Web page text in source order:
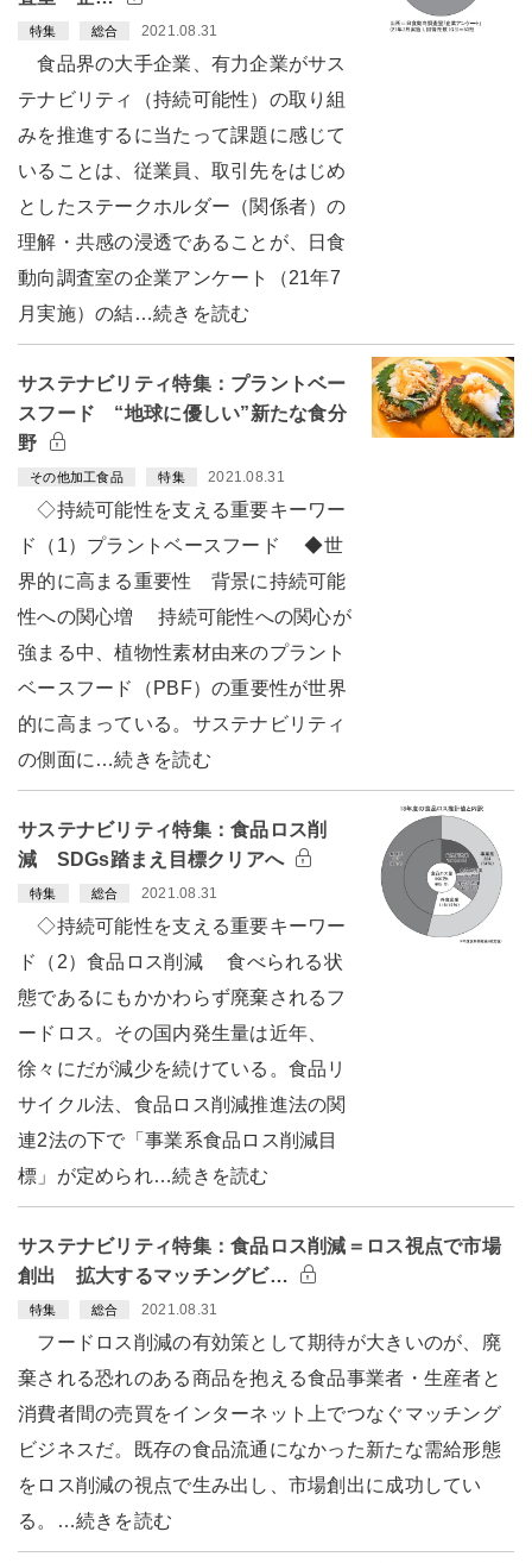
特集 総合 2021.08.31
食品界の大手企業、有力企業がサス
テナビリティ（持続可能性）の取り組
みを推進するに当たって課題に感じて
いることは、従業員、取引先をはじめ
としたステークホルダー（関係者）の
理解・共感の浸透であることが、日食
動向調査室の企業アンケート（21年7
月実施）の結…続きを読む
サステナビリティ特集：プラントベー
スフード “地球に優しい”新たな食分
野
その他加工食品 特集 2021.08.31
◇持続可能性を支える重要キーワー
ド（1）プラントベースフード ◆世
界的に高まる重要性 背景に持続可能
性への関心増 持続可能性への関心が
強まる中、植物性素材由来のプラント
ベースフード（PBF）の重要性が世界
的に高まっている。サステナビリティ
の側面に…続きを読む
サステナビリティ特集：食品ロス削
減 SDGs踏まえ目標クリアへ
特集 総合 2021.08.31
◇持続可能性を支える重要キーワー
ド（2）食品ロス削減 食べられる状
態であるにもかかわらず廃棄されるフ
ードロス。その国内発生量は近年、
徐々にだが減少を続けている。食品リ
サイクル法、食品ロス削減推進法の関
連2法の下で「事業系食品ロス削減目
標」が定められ…続きを読む
サステナビリティ特集：食品ロス削減＝ロス視点で市場
創出 拡大するマッチングビ…
特集 総合 2021.08.31
フードロス削減の有効策として期待が大きいのが、廃
棄される恐れのある商品を抱える食品事業者・生産者と
消費者間の売買をインターネット上でつなぐマッチング
ビジネスだ。既存の食品流通になかった新たな需給形態
をロス削減の視点で生み出し、市場創出に成功してい
る。…続きを読む